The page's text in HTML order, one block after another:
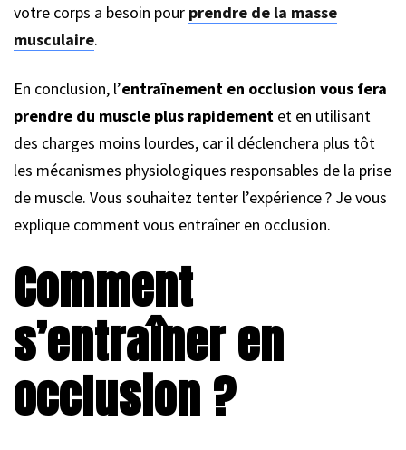
votre corps a besoin pour prendre de la masse
musculaire.
En conclusion, l’entraînement en occlusion vous fera
prendre du muscle plus rapidement et en utilisant
des charges moins lourdes, car il déclenchera plus tôt
les mécanismes physiologiques responsables de la prise
de muscle. Vous souhaitez tenter l’expérience ? Je vous
explique comment vous entraîner en occlusion.
Comment
s’entraîner en
occlusion ?